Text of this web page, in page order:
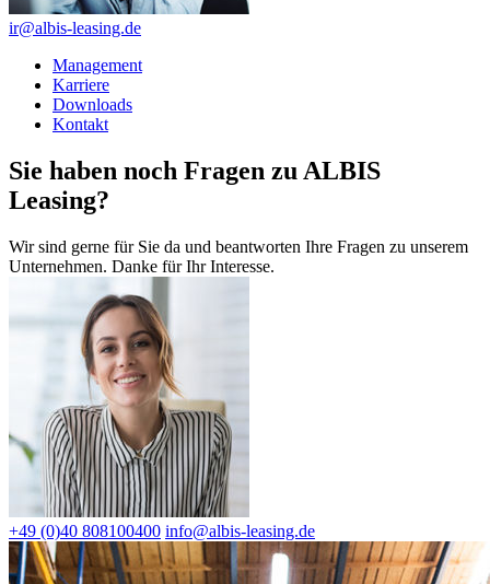
ir@albis-leasing.de
Management
Karriere
Downloads
Kontakt
Sie haben noch Fragen zu ALBIS
Leasing?
Wir sind gerne für Sie da und beantworten Ihre Fragen zu unserem
Unternehmen. Danke für Ihr Interesse.
+49 (0)40 808100400 info@albis-leasing.de